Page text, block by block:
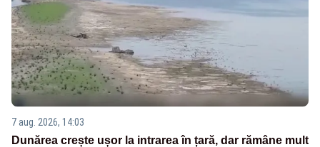
7 aug. 2026, 14:03
Dunărea crește ușor la intrarea în țară, dar rămâne mult